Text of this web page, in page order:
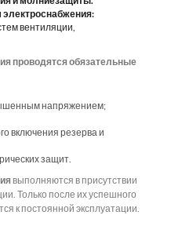
вентиляции,
проводятся обязательные
напряжением;
включения резерва и
защит.
выполняются в присутствии
Только после их успешного
к постоянной эксплуатации.